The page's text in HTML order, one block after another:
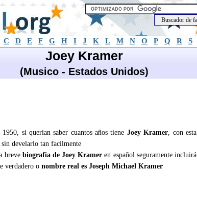
C D E F G H I J K L M N O P Q R S
Joey Kramer
(Musico - Estados Unidos)
si querian saber cuantos años tiene Joey Kramer, con esta
sin develarlo tan facilmente
breve biografia de Joey Kramer en español seguramente incluirá
verdadero o nombre real es Joseph Michael Kramer